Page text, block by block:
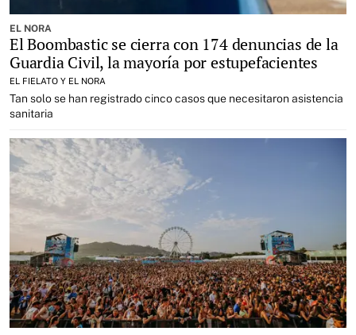
EL NORA
El Boombastic se cierra con 174 denuncias de la
Guardia Civil, la mayoría por estupefacientes
EL FIELATO Y EL NORA
Tan solo se han registrado cinco casos que necesitaron asistencia
sanitaria